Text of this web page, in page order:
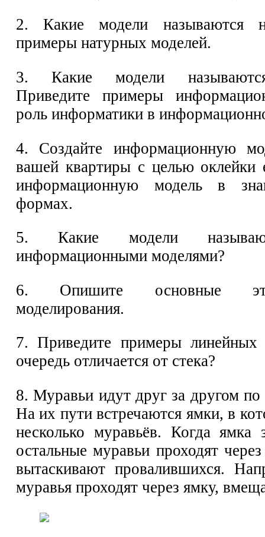
2. Какие модели называются
примеры натурных моделей.
3. Какие модели
Приведите примеры
роль информатики в
4. Создайте информационную
вашей квартиры с целью оклейки
информационную модель в
формах.
5. Какие модели
информационными моделями?
6. Опишите основные
моделирования.
7. Приведите примеры
очередь отличается от стека?
8. Муравьи идут друг за другом
На их пути встречаются ямки, в
несколько муравьёв. Когда ямка
остальные муравьи проходят
вытаскивают провалившихся.
муравья проходят через ямку,